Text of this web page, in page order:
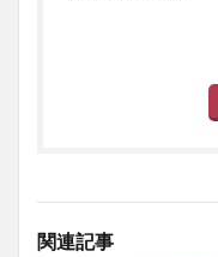
関連記事